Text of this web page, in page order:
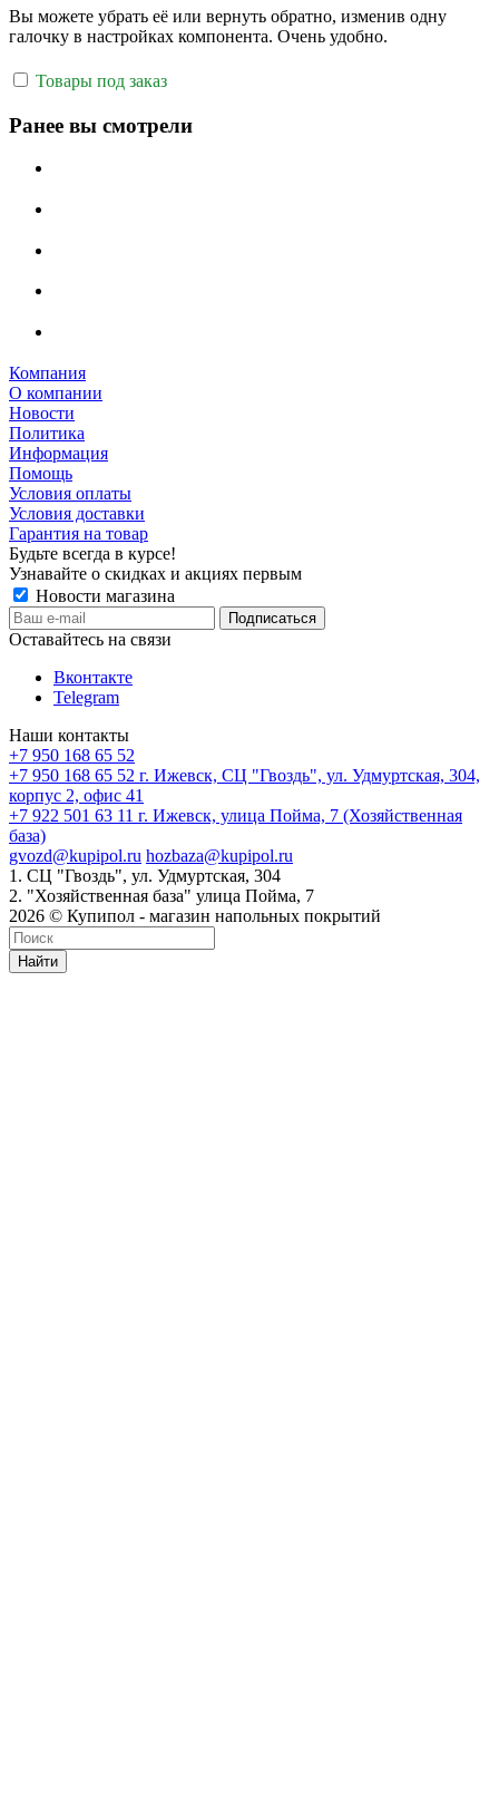
Вы можете убрать её или вернуть обратно, изменив одну
галочку в настройках компонента. Очень удобно.
Товары под заказ
Ранее вы смотрели
Компания
О компании
Новости
Политика
Информация
Помощь
Условия оплаты
Условия доставки
Гарантия на товар
Будьте всегда в курсе!
Узнавайте о скидках и акциях первым
Новости магазина
Оставайтесь на связи
Вконтакте
Telegram
Наши контакты
+7 950 168 65 52
+7 950 168 65 52 г. Ижевск, СЦ "Гвоздь", ул. Удмуртская, 304,
корпус 2, офис 41
+7 922 501 63 11 г. Ижевск, улица Пойма, 7 (Хозяйственная
база)
gvozd@kupipol.ru hozbaza@kupipol.ru
1. СЦ "Гвоздь", ул. Удмуртская, 304
2. "Хозяйственная база" улица Пойма, 7
2026 © Купипол - магазин напольных покрытий
Найти